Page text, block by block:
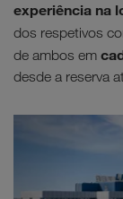
experiência na
dos respetivos
de ambos em
desde a reserva